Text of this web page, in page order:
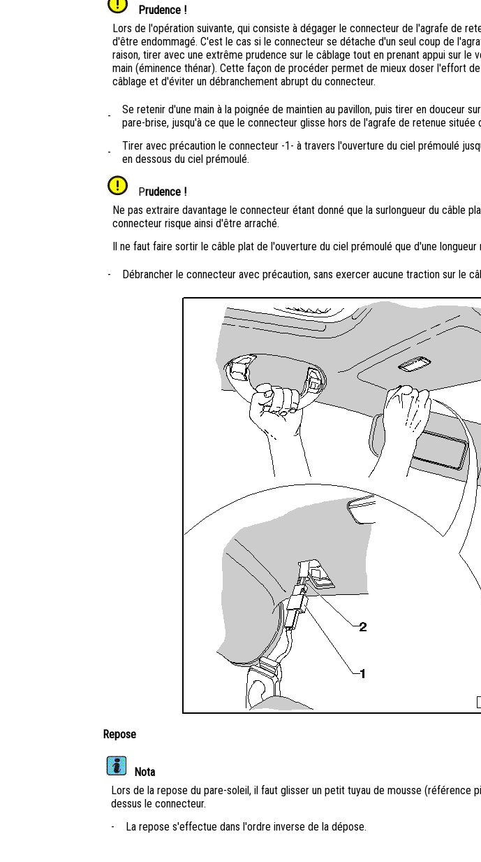
Prudence !
Lors de l'opération suivante, qui consiste à dégager le connecteur de l'agrafe de
d'être endommagé. C'est le cas si le connecteur se détache d'un seul coup de
raison, tirer avec une extrême prudence sur le câblage tout en prenant appui sur le
main (éminence thénar). Cette façon de procéder permet de mieux doser l'effort
câblage et d'éviter un débranchement abrupt du connecteur.
-
Se retenir d'une main à la poignée de maintien au pavillon, puis tirer en douceur
pare-brise, jusqu'à ce que le connecteur glisse hors de l'agrafe de retenue située
-
Tirer avec précaution le connecteur -1- à travers l'ouverture du ciel prémoulé
en dessous du ciel prémoulé.
Prudence !
Ne pas extraire davantage le connecteur étant donné que la surlongueur du câble
connecteur risque ainsi d'être arraché.
Il ne faut faire sortir le câble plat de l'ouverture du ciel prémoulé que d'une
- Débrancher le connecteur avec précaution, sans exercer aucune traction sur le
Repose
Nota
Lors de la repose du pare-soleil, il faut glisser un petit tuyau de mousse (référence
dessus le connecteur.
-
La repose s'effectue dans l'ordre inverse de la dépose.